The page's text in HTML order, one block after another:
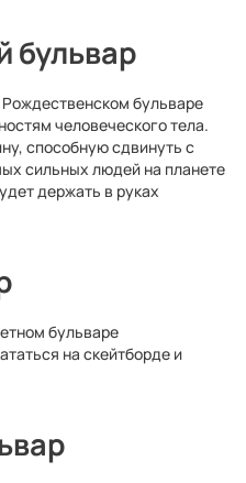
бульвар
бульваре
человеческого тела.
способную сдвинуть с
сильных людей на планете
держать в руках
бульваре
на скейтборде и